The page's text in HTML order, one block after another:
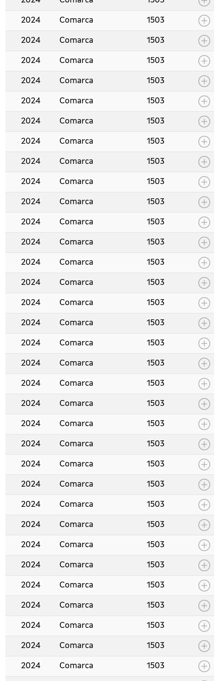
2024 Comarca 1503
2024 Comarca 1503
2024 Comarca 1503
2024 Comarca 1503
2024 Comarca 1503
2024 Comarca 1503
2024 Comarca 1503
2024 Comarca 1503
2024 Comarca 1503
2024 Comarca 1503
2024 Comarca 1503
2024 Comarca 1503
2024 Comarca 1503
2024 Comarca 1503
2024 Comarca 1503
2024 Comarca 1503
2024 Comarca 1503
2024 Comarca 1503
2024 Comarca 1503
2024 Comarca 1503
2024 Comarca 1503
2024 Comarca 1503
2024 Comarca 1503
2024 Comarca 1503
2024 Comarca 1503
2024 Comarca 1503
2024 Comarca 1503
2024 Comarca 1503
2024 Comarca 1503
2024 Comarca 1503
2024 Comarca 1503
2024 Comarca 1503
2024 Comarca 1503